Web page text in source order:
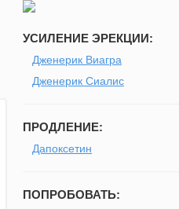
УСИЛЕНИЕ ЭРЕКЦИИ:
Дженерик Виагра
Дженерик Сиалис
ПРОДЛЕНИЕ:
Дапоксетин
ПОПРОБОВАТЬ: